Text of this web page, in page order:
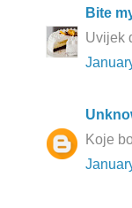
Bite
Uvijek
Koje